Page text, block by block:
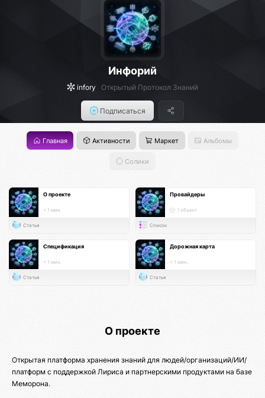
Инфорий
infory Открытый Протокол Знаний
Подписаться
Главная Активности Маркет Альбомы
Солики
О проекте
< 1 мин.
Статья
Провайдеры
1 объект
Список
Спецификация
< 1 мин.
Статья
Дорожная карта
< 1 мин.
Статья
О проекте
Открытая платформа хранения знаний для людей/организаций/ИИ/
платформ с поддержкой Лириса и партнерскими продуктами на базе
Меморона.